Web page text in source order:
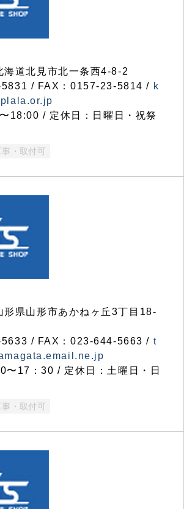
道北見市北一条西4-8-2
/ FAX：0157-23-5814 / k
18:00 / 定休日：日曜日・祝祭
事・取付可
県山形市あかねヶ丘3丁目18-
/ FAX：023-644-5663 / t
〜17：30 / 定休日：土曜日・日
事・取付可